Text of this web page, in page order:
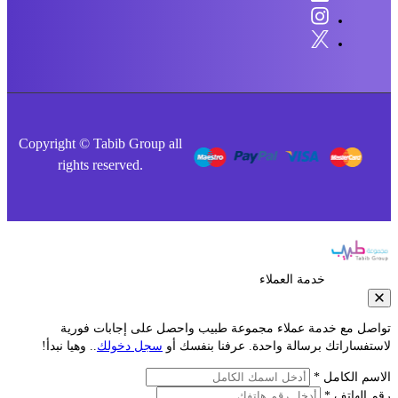
Copyright © Tabib Group all
rights reserved.
خدمة العملاء
مع خدمة عملاء مجموعة طبيب واحصل على إجابات فورية
برسالة واحدة. عرفنا بنفسك أوسجل دخولك.. وهيا نبدأ!
الكامل *